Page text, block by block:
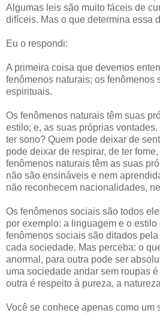
Algumas leis são muito fáceis de
difíceis. Mas o que determina essa
Eu o respondi:
A primeira coisa que devemos
fenômenos naturais; os fenômenos
espirituais.
Os fenômenos naturais têm suas
estilo; e, as suas próprias
ter sono? Quem pode deixar de
pode deixar de respirar, de ter
fenômenos naturais têm as suas
não são ensináveis e nem
não reconhecem nacionalidades,
Os fenômenos sociais são todos
por exemplo: a linguagem e o estilo
fenômenos sociais são ditados
cada sociedade. Mas perceba: o
anormal, para outra pode ser
uma sociedade andar sem roupas
outra é respeito à pureza, a
Você se conhece apenas como um